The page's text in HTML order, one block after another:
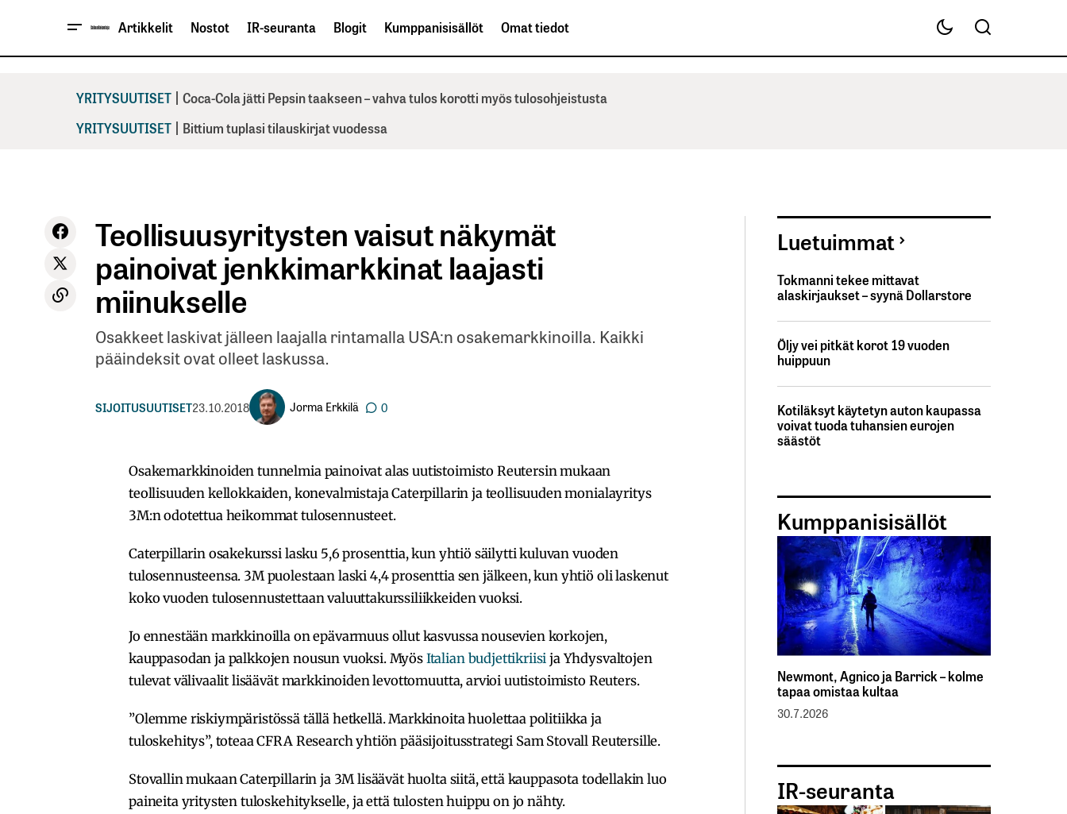
Artikkelit Nostot IR-seuranta Blogit Kumppanisisällöt Omat tiedot
YRITYSUUTISET | Coca-Cola jätti Pepsin taakseen – vahva tulos korotti myös tulosohjeistusta
YRITYSUUTISET | Bittium tuplasi tilauskirjat vuodessa
Teollisuusyritysten vaisut näkymät
painoivat jenkkimarkkinat laajasti
miinukselle
Osakkeet laskivat jälleen laajalla rintamalla USA:n osakemarkkinoilla. Kaikki
pääindeksit ovat olleet laskussa.
SIJOITUSUUTISET23.10.2018 Jorma Erkkilä 0
Osakemarkkinoiden tunnelmia painoivat alas uutistoimisto Reutersin mukaan
teollisuuden kellokkaiden, konevalmistaja Caterpillarin ja teollisuuden monialayritys
3M:n odotettua heikommat tulosennusteet.
Caterpillarin osakekurssi lasku 5,6 prosenttia, kun yhtiö säilytti kuluvan vuoden
tulosennusteensa. 3M puolestaan laski 4,4 prosenttia sen jälkeen, kun yhtiö oli laskenut
koko vuoden tulosennustettaan valuuttakurssiliikkeiden vuoksi.
Jo ennestään markkinoilla on epävarmuus ollut kasvussa nousevien korkojen,
kauppasodan ja palkkojen nousun vuoksi. Myös Italian budjettikriisi ja Yhdysvaltojen
tulevat välivaalit lisäävät markkinoiden levottomuutta, arvioi uutistoimisto Reuters.
”Olemme riskiympäristössä tällä hetkellä. Markkinoita huolettaa politiikka ja
tuloskehitys”, toteaa CFRA Research yhtiön pääsijoitusstrategi Sam Stovall Reutersille.
Stovallin mukaan Caterpillarin ja 3M lisäävät huolta siitä, että kauppasota todellakin luo
paineita yritysten tuloskehitykselle, ja että tulosten huippu on jo nähty.
Luetuimmat
Tokmanni tekee mittavat
alaskirjaukset – syynä Dollarstore
Öljy vei pitkät korot 19 vuoden
huippuun
Kotiläksyt käytetyn auton kaupassa
voivat tuoda tuhansien eurojen
säästöt
Kumppanisisällöt
Newmont, Agnico ja Barrick – kolme
tapaa omistaa kultaa
30.7.2026
IR-seuranta